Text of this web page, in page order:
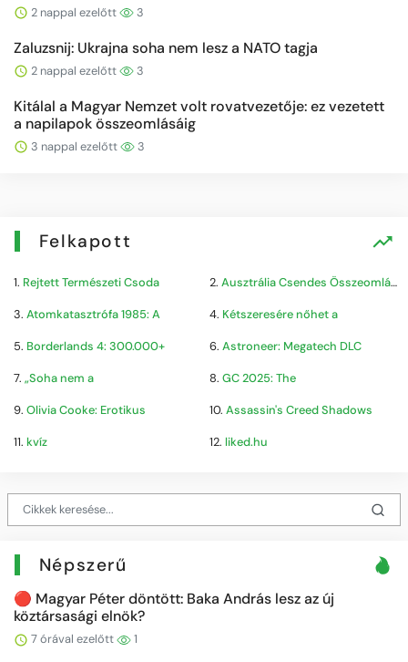
2 nappal ezelőtt 3
Zaluzsnij: Ukrajna soha nem lesz a NATO tagja
2 nappal ezelőtt 3
Kitálal a Magyar Nemzet volt rovatvezetője: ez vezetett
a napilapok összeomlásáig
3 nappal ezelőtt 3
Felkapott
1. Rejtett Természeti Csoda 2. Ausztrália Csendes Összeomlása
3. Atomkatasztrófa 1985: A 4. Kétszeresére nőhet a
5. Borderlands 4: 300.000+ 6. Astroneer: Megatech DLC
7. „Soha nem a 8. GC 2025: The
9. Olivia Cooke: Erotikus 10. Assassin's Creed Shadows
11. kvíz 12. liked.hu
Népszerű
🔴 Magyar Péter döntött: Baka András lesz az új
köztársasági elnök?
7 órával ezelőtt 1